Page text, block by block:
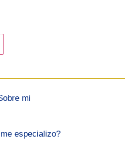
mi
especializo?